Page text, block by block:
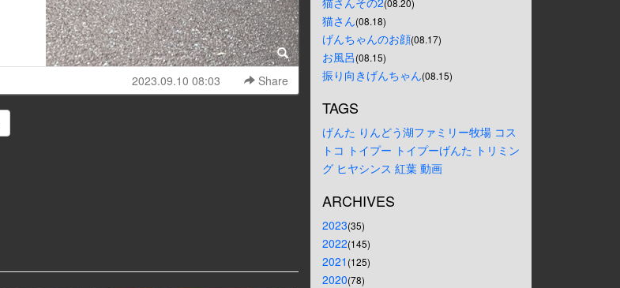
2023.09.10 08:03 Share
(08.20)
猫さん(08.18)
げんちゃんのお顔(08.17)
お風呂(08.15)
振り向きげんちゃん(08.15)
TAGS
げんた りんどう湖ファミリー牧場 コス
トコ トイプー トイプーげんた トリミン
グ ヒヤシンス 紅葉 動画
ARCHIVES
2023(35)
2022(145)
2021 (125)
2020(78)